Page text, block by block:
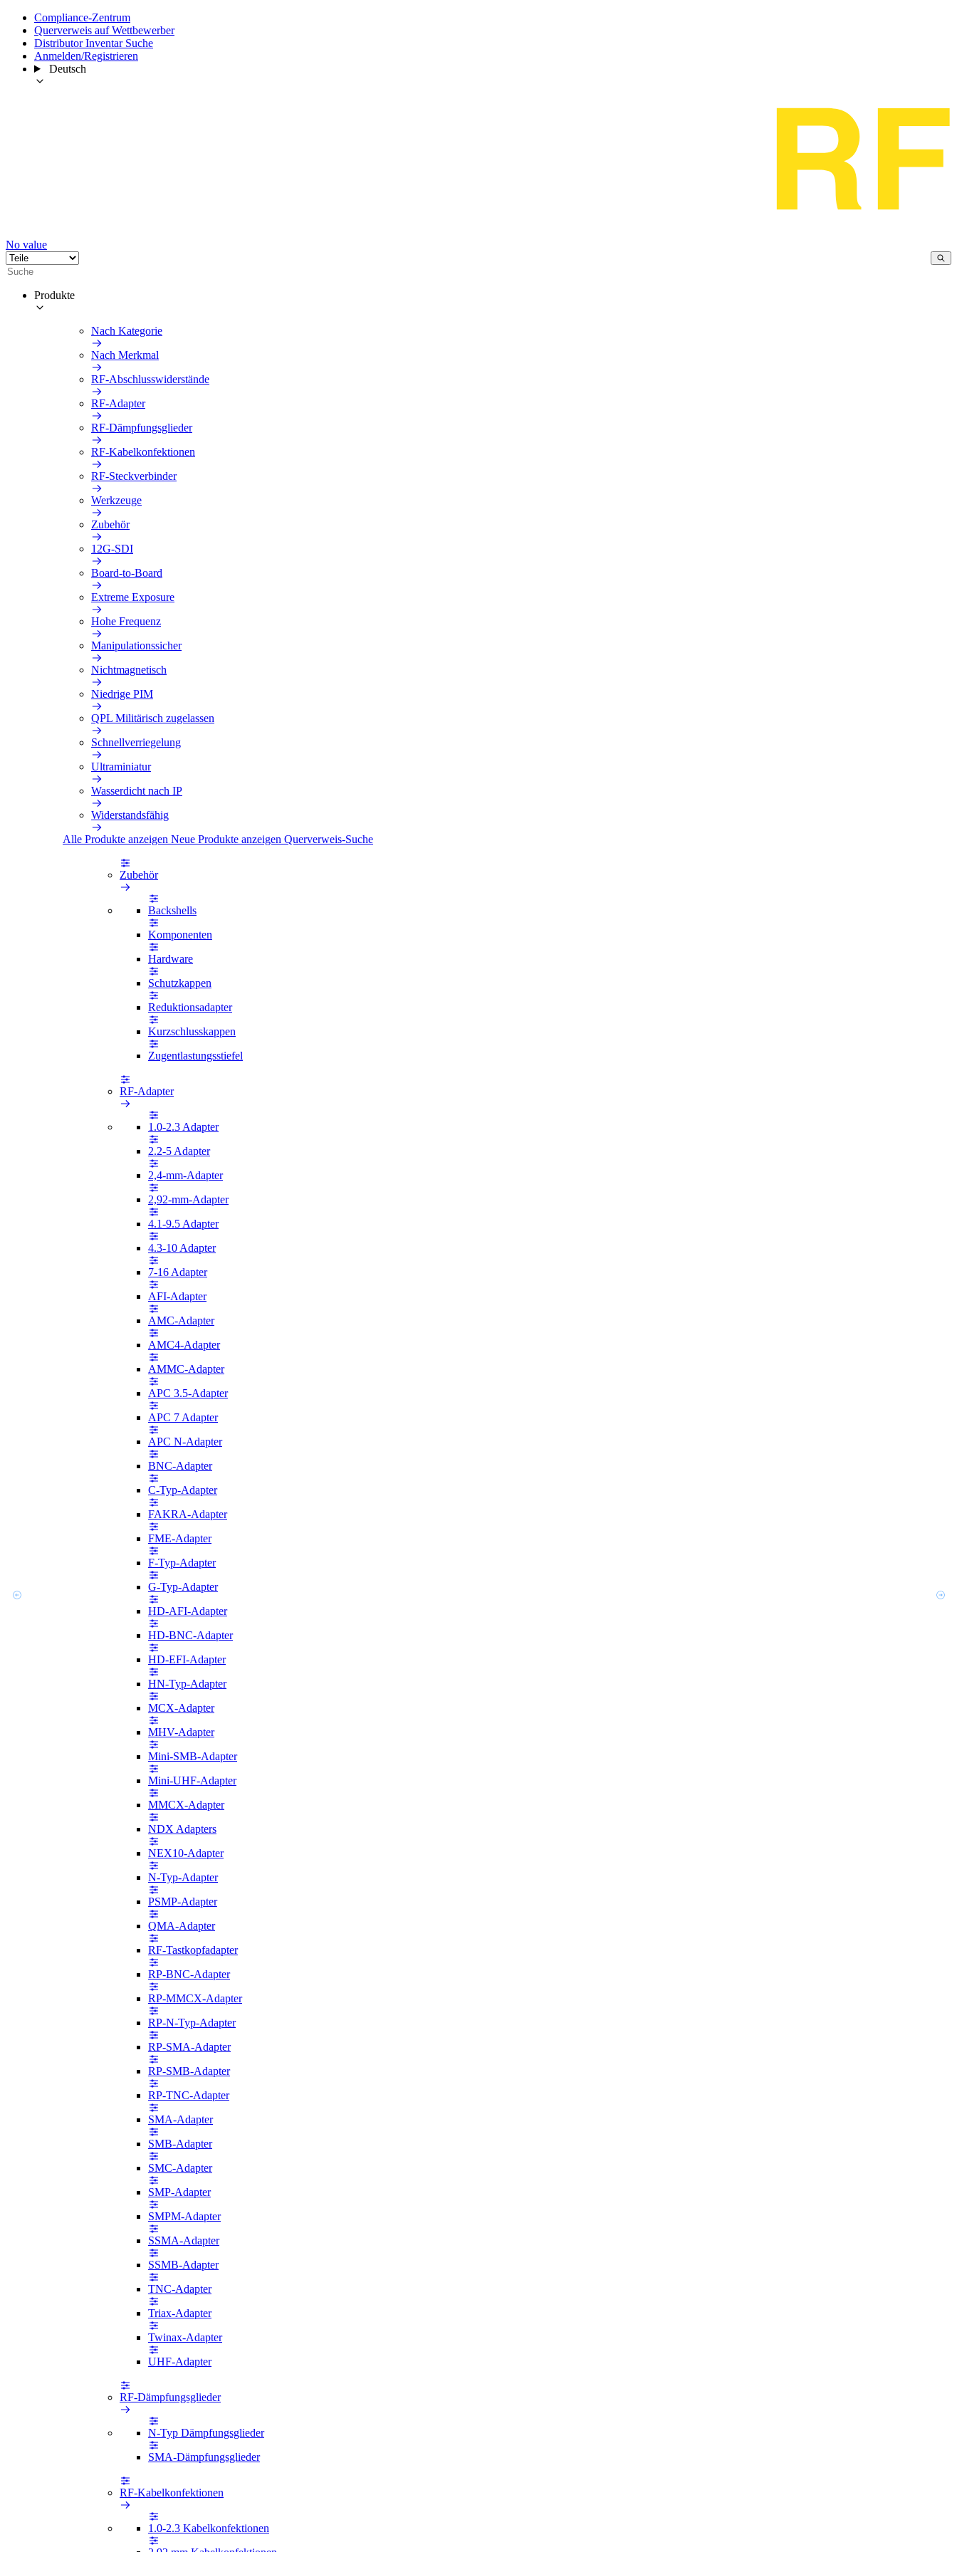
Compliance-Zentrum
Querverweis auf Wettbewerber
Distributor Inventar Suche
Anmelden/Registrieren
Deutsch
No value
Produkte
Nach Kategorie
Nach Merkmal
RF-Abschlusswiderstände
RF-Adapter
RF-Dämpfungsglieder
RF-Kabelkonfektionen
RF-Steckverbinder
Werkzeuge
Zubehör
12G-SDI
Board-to-Board
Extreme Exposure
Hohe Frequenz
Manipulationssicher
Nichtmagnetisch
Niedrige PIM
QPL Militärisch zugelassen
Schnellverriegelung
Ultraminiatur
Wasserdicht nach IP
Widerstandsfähig
Alle Produkte anzeigen Neue Produkte anzeigen Querverweis-Suche
Zubehör
Backshells
Komponenten
Hardware
Schutzkappen
Reduktionsadapter
Kurzschlusskappen
Zugentlastungsstiefel
RF-Adapter
1.0-2.3 Adapter
2.2-5 Adapter
2,4-mm-Adapter
2,92-mm-Adapter
4.1-9.5 Adapter
4.3-10 Adapter
7-16 Adapter
AFI-Adapter
AMC-Adapter
AMC4-Adapter
AMMC-Adapter
APC 3.5-Adapter
APC 7 Adapter
APC N-Adapter
BNC-Adapter
C-Typ-Adapter
FAKRA-Adapter
FME-Adapter
F-Typ-Adapter
G-Typ-Adapter
HD-AFI-Adapter
HD-BNC-Adapter
HD-EFI-Adapter
HN-Typ-Adapter
MCX-Adapter
MHV-Adapter
Mini-SMB-Adapter
Mini-UHF-Adapter
MMCX-Adapter
NDX Adapters
NEX10-Adapter
N-Typ-Adapter
PSMP-Adapter
QMA-Adapter
RF-Tastkopfadapter
RP-BNC-Adapter
RP-MMCX-Adapter
RP-N-Typ-Adapter
RP-SMA-Adapter
RP-SMB-Adapter
RP-TNC-Adapter
SMA-Adapter
SMB-Adapter
SMC-Adapter
SMP-Adapter
SMPM-Adapter
SSMA-Adapter
SSMB-Adapter
TNC-Adapter
Triax-Adapter
Twinax-Adapter
UHF-Adapter
RF-Dämpfungsglieder
N-Typ Dämpfungsglieder
SMA-Dämpfungsglieder
RF-Kabelkonfektionen
1.0-2.3 Kabelkonfektionen